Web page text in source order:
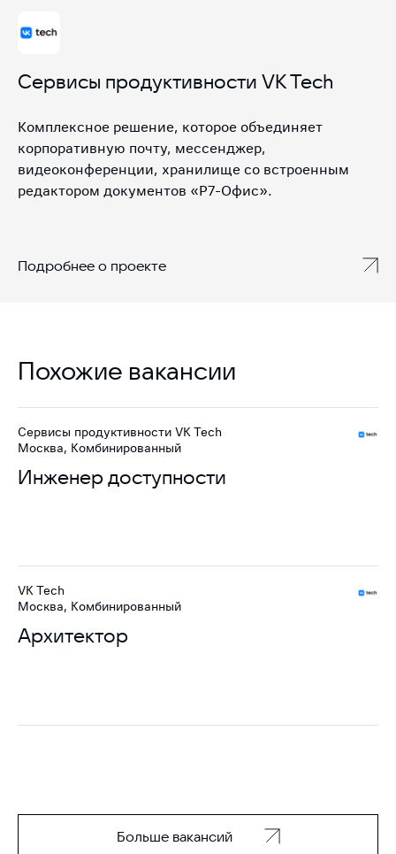
Сервисы продуктивности VK Tech
Комплексное решение, которое объединяет
корпоративную почту, мессенджер,
видеоконференции, хранилище со встроенным
редактором документов «Р7-Офис».
Подробнее о проекте
Похожие вакансии
Инженер доступности
Сервисы продуктивности VK Tech
Москва, Комбинированный
Архитектор
VK Tech
Москва, Комбинированный
Больше вакансий